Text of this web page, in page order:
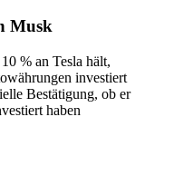
Musk
% an Tesla hält,
investiert
Bestätigung, ob er
haben